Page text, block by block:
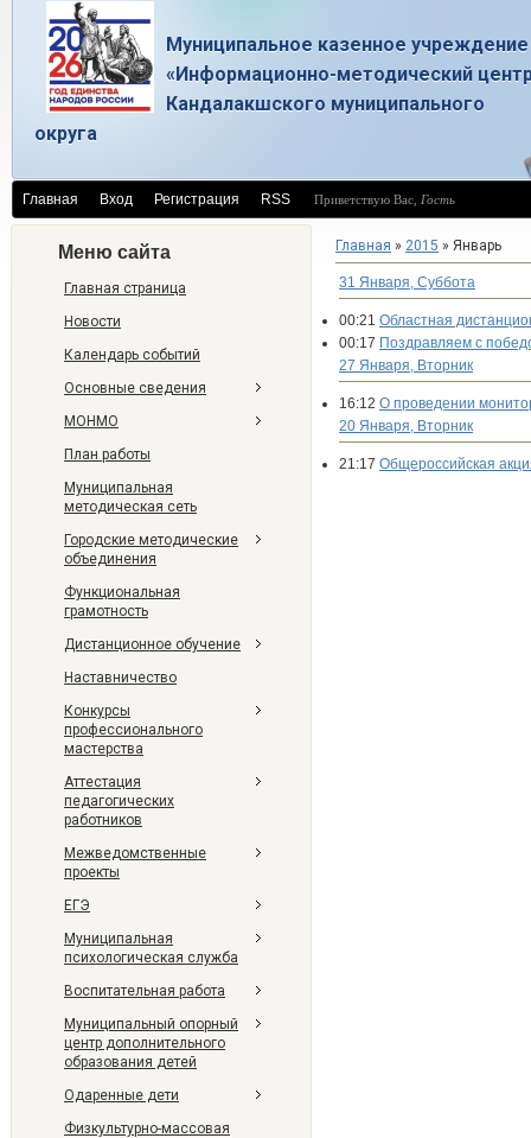
Муниципальное казенное учреждение
«Информационно-методический
Кандалакшского муниципального
округа
Главная Вход Регистрация RSS Приветствую Вас Гость
Меню сайта
Главная страница
Новости
Календарь событий
Основные сведения
МОНМО
План работы
Муниципальная
методическая сеть
Городские методические
объединения
Функциональная
грамотность
Дистанционное обучение
Наставничество
Конкурсы
профессионального
мастерства
Аттестация
педагогических
работников
Межведомственные
проекты
ЕГЭ
Муниципальная
психологическая служба
Воспитательная работа
Муниципальный опорный
центр дополнительного
образования детей
Одаренные дети
Физкультурно-массовая
Главная » 2015 » Январь
31 Января, Суббота
00:21 Областная
00:17 Поздравляем с
27 Января, Вторник
16:12 О проведении
20 Января, Вторник
21:17 Общероссийская